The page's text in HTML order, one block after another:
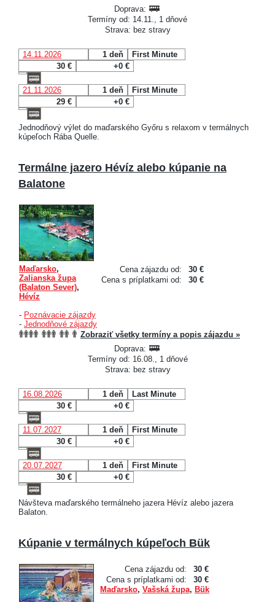
Doprava:
Termíny od: 14.11., 1 dňové
Strava: bez stravy
14.11.2026 1 deň
First Minute
30 €
+0 €
21.11.2026 1 deň
First Minute
29 €
+0 €
Jednodňový výlet do maďarského Győru s relaxom v termálnych
kúpeľoch Rába Quelle.
Termálne jazero Hévíz alebo kúpanie na
Balatone
Cena zájazdu od:
30 €
Cena s príplatkami od:
30 €
Maďarsko,
Zalianska župa
(Balaton Sever),
Hévíz
- Poznávacie zájazdy
- Jednodňové zájazdy
Zobraziť všetky termíny a popis zájazdu »
Doprava:
Termíny od: 16.08., 1 dňové
Strava: bez stravy
16.08.2026 1 deň
Last Minute
30 €
+0 €
11.07.2027 1 deň
First Minute
30 €
+0 €
20.07.2027 1 deň
First Minute
30 €
+0 €
Návšteva maďarského termálneho jazera Hévíz alebo jazera
Balaton.
Kúpanie v termálnych kúpeľoch Bük
Cena zájazdu od:
30 €
Cena s príplatkami od:
30 €
Maďarsko, Vašská župa, Bük